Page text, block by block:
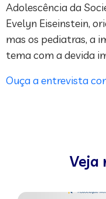
Adolescência da
Evelyn Eiseinstein,
mas os pediatras, a
tema com a devida
Ouça a entrevista
Veja